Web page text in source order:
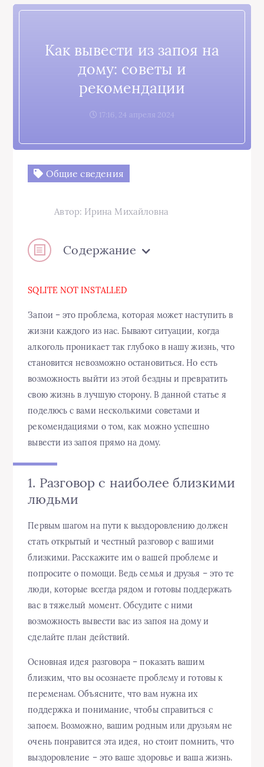
Как вывести из запоя на
дому: советы и
рекомендации
17:16, 24 апреля 2024
Общие сведения
Автор: Ирина Михайловна
Содержание
SQLITE NOT INSTALLED
Запои – это проблема, которая может наступить в
жизни каждого из нас. Бывают ситуации, когда
алкоголь проникает так глубоко в нашу жизнь, что
становится невозможно остановиться. Но есть
возможность выйти из этой бездны и превратить
свою жизнь в лучшую сторону. В данной статье я
поделюсь с вами несколькими советами и
рекомендациями о том, как можно успешно
вывести из запоя прямо на дому.
1. Разговор с наиболее близкими
людьми
Первым шагом на пути к выздоровлению должен
стать открытый и честный разговор с вашими
близкими. Расскажите им о вашей проблеме и
попросите о помощи. Ведь семья и друзья – это те
люди, которые всегда рядом и готовы поддержать
вас в тяжелый момент. Обсудите с ними
возможность вывести вас из запоя на дому и
сделайте план действий.
Основная идея разговора – показать вашим
близким, что вы осознаете проблему и готовы к
переменам. Объясните, что вам нужна их
поддержка и понимание, чтобы справиться с
запоем. Возможно, вашим родным или друзьям не
очень понравится эта идея, но стоит помнить, что
выздоровление – это ваше здоровье и ваша жизнь.